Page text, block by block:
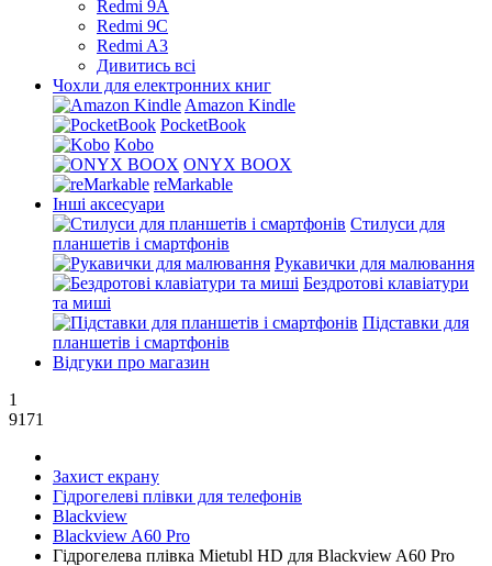
Redmi 9A
Redmi 9C
Redmi A3
Дивитись всі
Чохли для електронних книг
Amazon Kindle
PocketBook
Kobo
ONYX BOOX
reMarkable
Інші аксесуари
Стилуси для
планшетів і смартфонів
Рукавички для малювання
Бездротові клавіатури
та миші
Підставки для
планшетів і смартфонів
Відгуки про магазин
1
9171
Захист екрану
Гідрогелеві плівки для телефонів
Blackview
Blackview A60 Pro
Гідрогелева плівка Mietubl HD для Blackview A60 Pro